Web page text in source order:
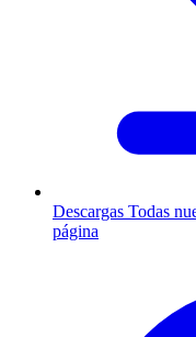
Descargas Todas
página